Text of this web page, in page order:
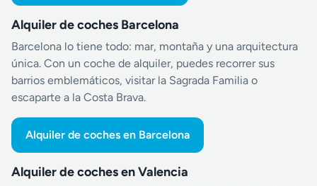
Alquiler de coches Barcelona
Barcelona lo tiene todo: mar, montaña y una arquitectura
única. Con un coche de alquiler, puedes recorrer sus
barrios emblemáticos, visitar la Sagrada Familia o
escaparte a la Costa Brava.
Alquiler de coches en Barcelona
Alquiler de coches en Valencia